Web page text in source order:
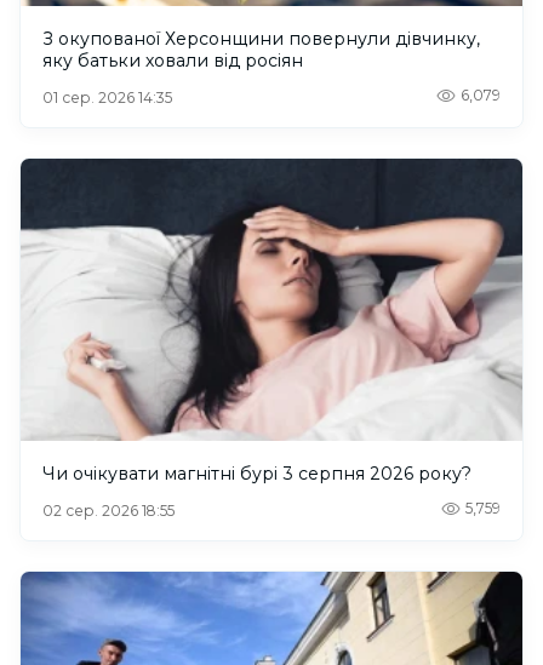
З окупованої Херсонщини повернули дівчинку,
яку батьки ховали від росіян
01 сер. 2026 14:35 6,079
Чи очікувати магнітні бурі 3 серпня 2026 року?
02 сер. 2026 18:55 5,759